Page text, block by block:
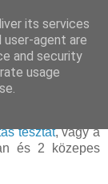
káposzta a
tésztát, vagy a
és 2 közepes
its services
user-agent are
and security
usage